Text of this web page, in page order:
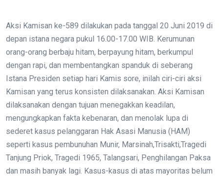
Aksi Kamisan ke-589 dilakukan pada tanggal 20 Juni 2019 di
depan istana negara pukul 16.00-17.00 WIB. Kerumunan
orang-orang berbaju hitam, berpayung hitam, berkumpul
dengan rapi, dan membentangkan spanduk di seberang
Istana Presiden setiap hari Kamis sore, inilah ciri-ciri aksi
Kamisan yang terus konsisten dilaksanakan. Aksi Kamisan
dilaksanakan dengan tujuan menegakkan keadilan,
mengungkapkan fakta kebenaran, dan menolak lupa di
sederet kasus pelanggaran Hak Asasi Manusia (HAM)
seperti kasus pembunuhan Munir, Marsinah,Trisakti,Tragedi
Tanjung Priok, Tragedi 1965, Talangsari, Penghilangan Paksa
dan masih banyak lagi. Kasus-kasus di atas mayoritas belum